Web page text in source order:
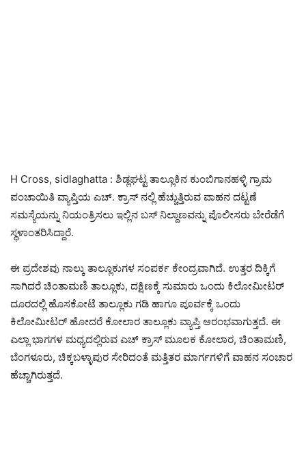
H Cross, sidlaghatta : ಶಿಡ್ಲಘಟ್ಟ ತಾಲ್ಲೂಕಿನ ಕುಂಬಿಗಾನಹಳ್ಳಿ ಗ್ರಾಮ
ಪಂಚಾಯಿತಿ ವ್ಯಾಪ್ತಿಯ ಎಚ್. ಕ್ರಾಸ್‌ ನಲ್ಲಿ ಹೆಚ್ಚುತ್ತಿರುವ ವಾಹನ ದಟ್ಟಣೆ
ಸಮಸ್ಯೆಯನ್ನು ನಿಯಂತ್ರಿಸಲು ಇಲ್ಲಿನ ಬಸ್ ನಿಲ್ದಾಣವನ್ನು ಪೊಲೀಸರು ಬೇರೆಡೆಗೆ
ಸ್ಥಳಾಂತರಿಸಿದ್ದಾರೆ.
ಈ ಪ್ರದೇಶವು ನಾಲ್ಕು ತಾಲ್ಲೂಕುಗಳ ಸಂಪರ್ಕ ಕೇಂದ್ರವಾಗಿದೆ. ಉತ್ತರ ದಿಕ್ಕಿಗೆ
ಸಾಗಿದರೆ ಚಿಂತಾಮಣಿ ತಾಲ್ಲೂಕು, ದಕ್ಷಿಣಕ್ಕೆ ಸುಮಾರು ಒಂದು ಕಿಲೋಮೀಟರ್‌
ದೂರದಲ್ಲಿ ಹೊಸಕೋಟೆ ತಾಲ್ಲೂಕು ಗಡಿ ಹಾಗೂ ಪೂರ್ವಕ್ಕೆ ಒಂದು
ಕಿಲೋಮೀಟರ್‌ ಹೋದರೆ ಕೋಲಾರ ತಾಲ್ಲೂಕು ವ್ಯಾಪ್ತಿ ಆರಂಭವಾಗುತ್ತದೆ. ಈ
ಎಲ್ಲಾ ಭಾಗಗಳ ಮಧ್ಯದಲ್ಲಿರುವ ಎಚ್ ಕ್ರಾಸ್‌ ಮೂಲಕ ಕೋಲಾರ, ಚಿಂತಾಮಣಿ,
ಬೆಂಗಳೂರು, ಚಿಕ್ಕಬಳ್ಳಾಪುರ ಸೇರಿದಂತೆ ಮತ್ತಿತರ ಮಾರ್ಗಗಳಿಗೆ ವಾಹನ ಸಂಚಾರ
ಹೆಚ್ಚಾಗಿರುತ್ತದೆ.